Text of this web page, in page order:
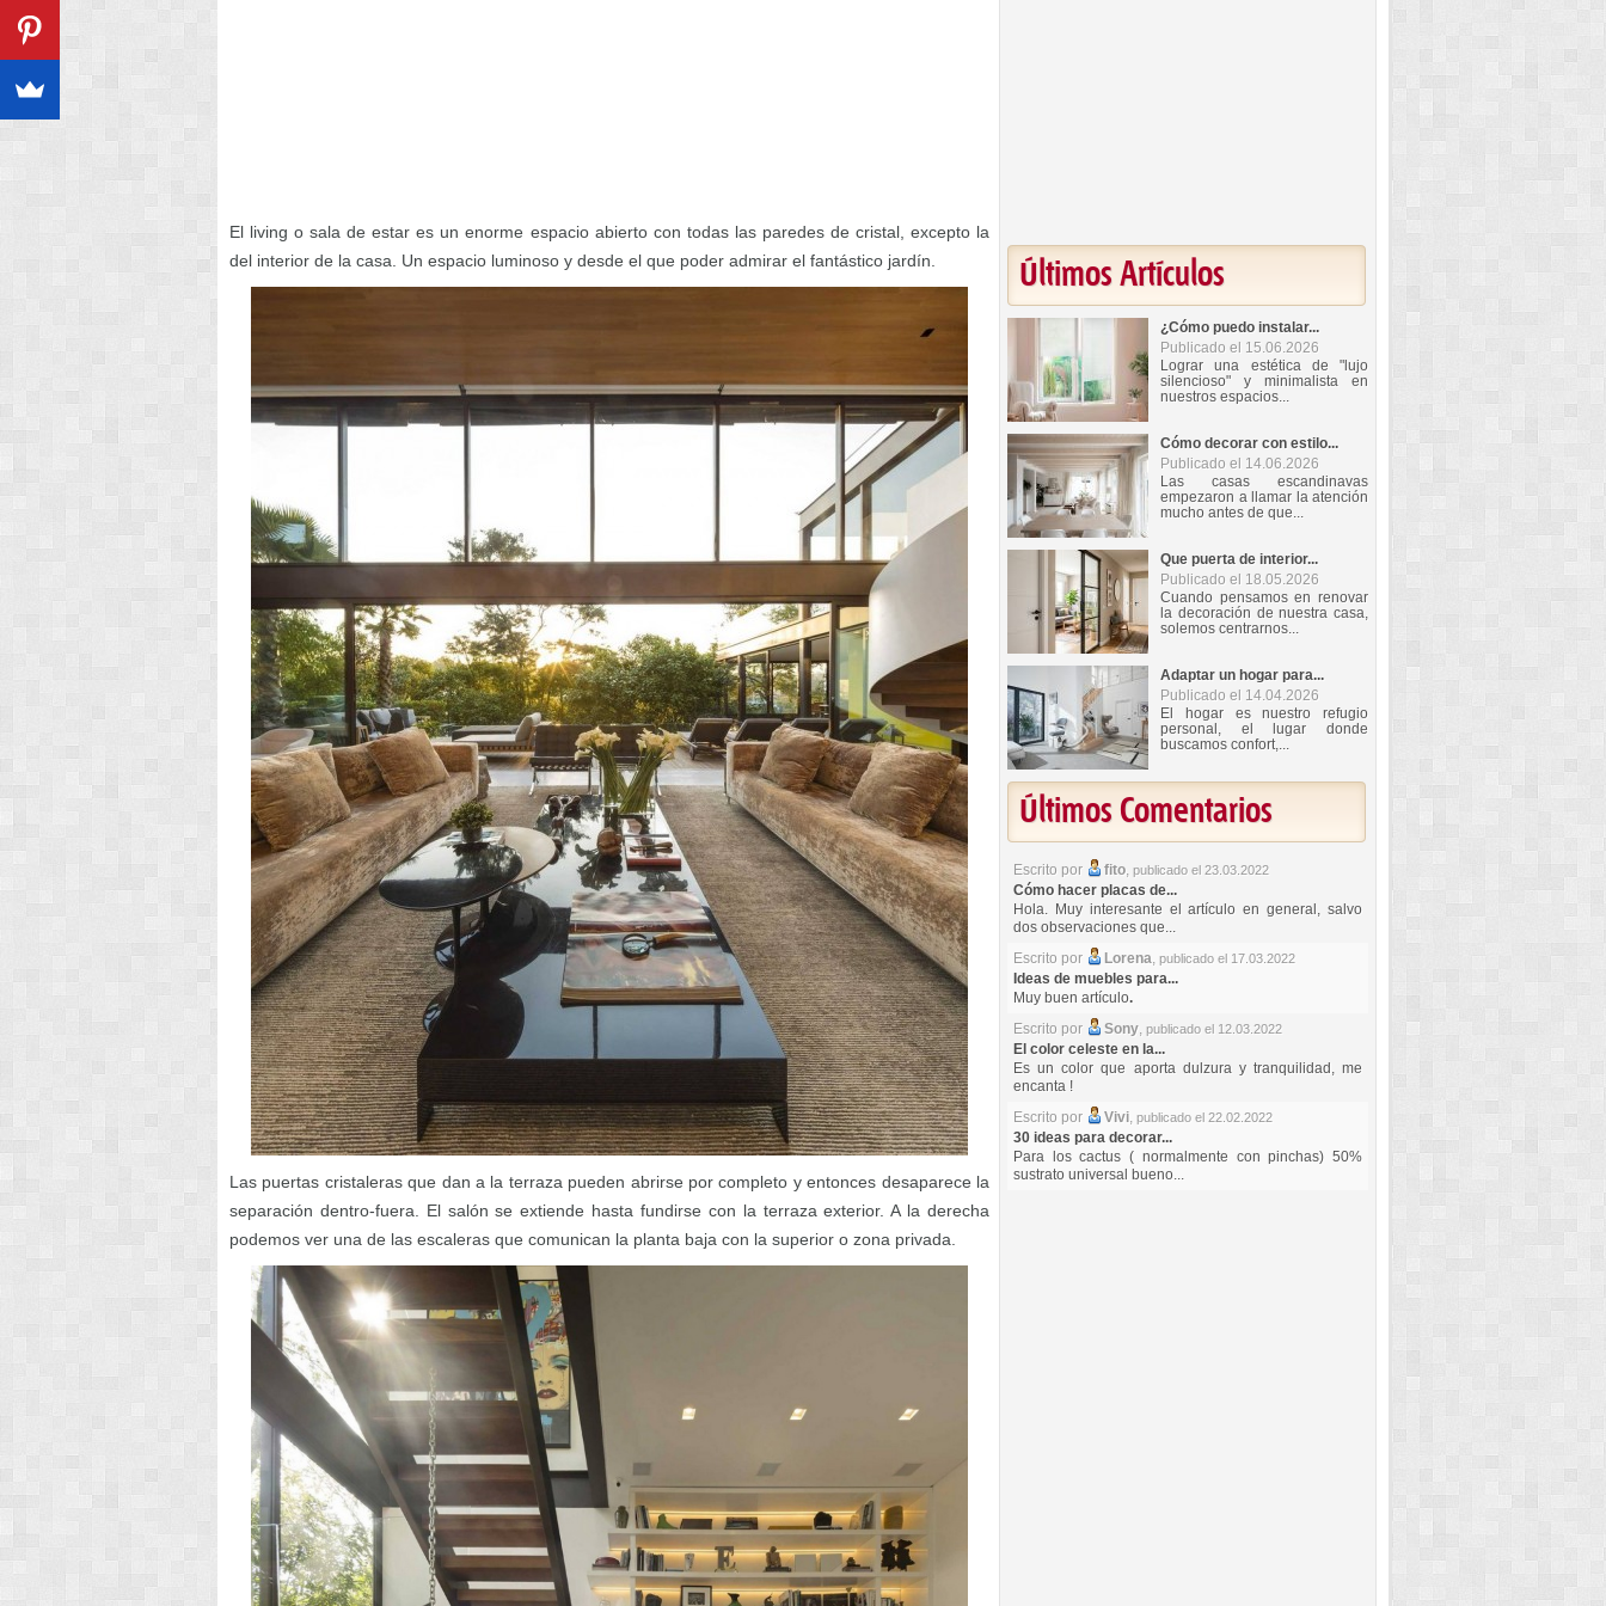
El living o sala de estar es un enorme espacio abierto con todas las paredes de cristal, excepto la
del interior de la casa. Un espacio luminoso y desde el que poder admirar el fantástico jardín.
Las puertas cristaleras que dan a la terraza pueden abrirse por completo y entonces desaparece la
separación dentro-fuera. El salón se extiende hasta fundirse con la terraza exterior. A la derecha
podemos ver una de las escaleras que comunican la planta baja con la superior o zona privada.
Últimos Artículos
¿Cómo puedo instalar...
Publicado el 15.06.2026
Lograr una estética de "lujo
silencioso" y minimalista en
nuestros espacios...
Cómo decorar con estilo...
Publicado el 14.06.2026
Las casas escandinavas
empezaron a llamar la atención
mucho antes de que...
Que puerta de interior...
Publicado el 18.05.2026
Cuando pensamos en renovar
la decoración de nuestra casa,
solemos centrarnos...
Adaptar un hogar para...
Publicado el 14.04.2026
El hogar es nuestro refugio
personal, el lugar donde
buscamos confort,...
Últimos Comentarios
Escrito por fito, publicado el 23.03.2022
Cómo hacer placas de...
Hola. Muy interesante el artículo en general, salvo
dos observaciones que...
Escrito por
Lorena, publicado el 17.03.2022
Ideas de muebles para...
Muy buen artículo.
Escrito por
Sony, publicado el 12.03.2022
El color celeste en la...
Es un color que aporta dulzura y tranquilidad, me
encanta !
Escrito por
Vivi, publicado el 22.02.2022
30 ideas para decorar...
Para los cactus ( normalmente con pinchas) 50%
sustrato universal bueno...